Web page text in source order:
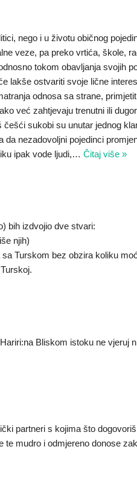
nego i u životu običnog
veze, pa preko vrtića, škole,
tokom obavljanja svojih
lakše ostvariti svoje lične
odnosa sa strane,
već zahtjevaju trenutni ili
sukobi su unutar jednog
da nezadovoljni pojedinci
ipak vode ljudi,…Čitaj više »
bih izdvojio dve stvari:
njih)
Turskom bez obzira koliku
Bliskom istoku ne vjeruj
partneri s kojima što
te mudro i odmjereno donose